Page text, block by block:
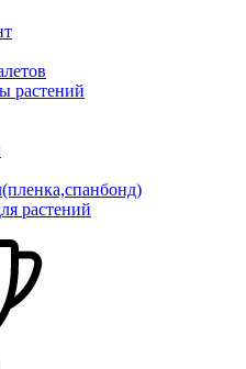
растений
растений